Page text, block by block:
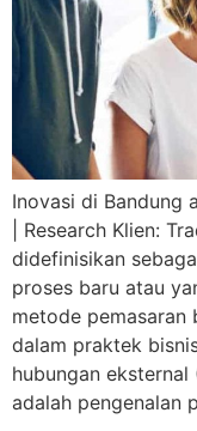
Inovasi di Bandung
| Research Klien:
didefinisikan
proses baru atau
metode pemasaran
dalam praktek
hubungan
adalah pengenalan